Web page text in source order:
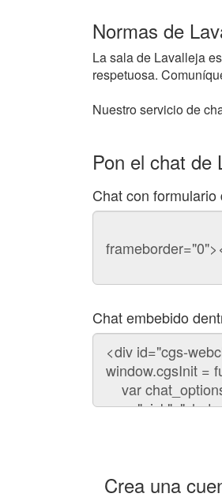
Normas de
La sala de Lavalleja
respetuosa.
Nuestro servicio de
Pon el chat de
Chat con
Código
chat
Chat embebido
Código
para
embeber
chat
Crea una